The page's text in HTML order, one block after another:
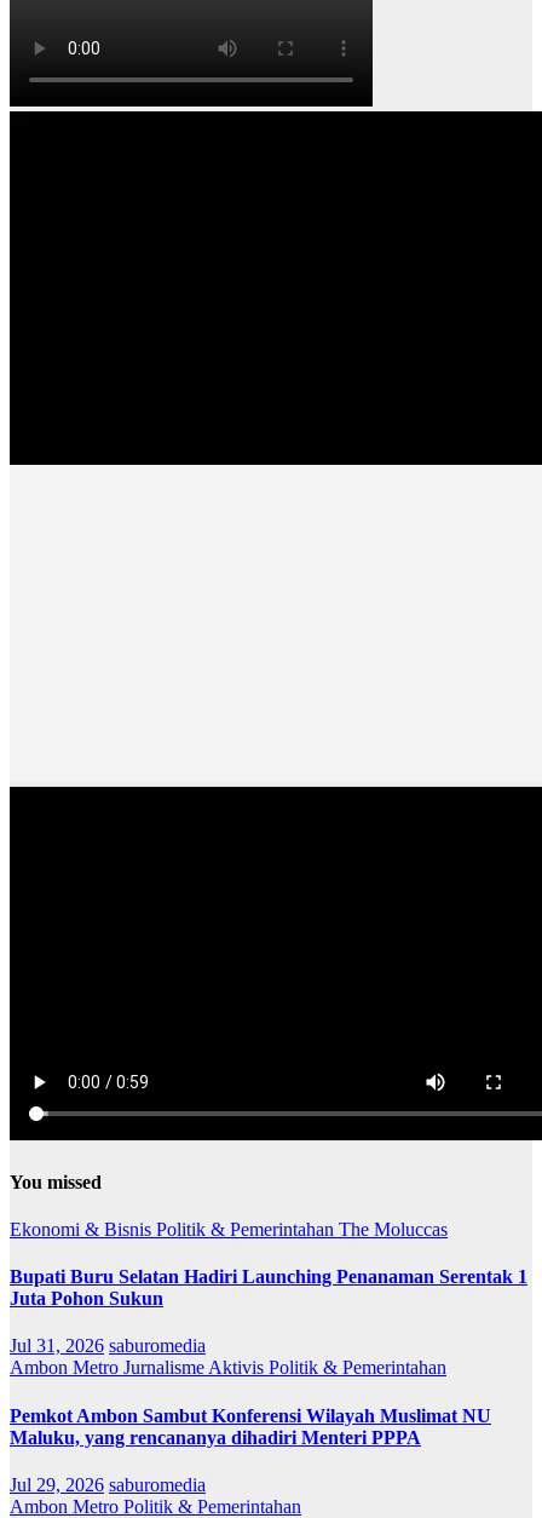
You missed
Ekonomi & Bisnis Politik & Pemerintahan The Moluccas
Bupati Buru Selatan Hadiri Launching Penanaman Serentak 1
Juta Pohon Sukun
Jul 31, 2026 saburomedia
Ambon Metro Jurnalisme Aktivis Politik & Pemerintahan
Pemkot Ambon Sambut Konferensi Wilayah Muslimat NU
Maluku, yang rencananya dihadiri Menteri PPPA
Jul 29, 2026 saburomedia
Ambon Metro Politik & Pemerintahan